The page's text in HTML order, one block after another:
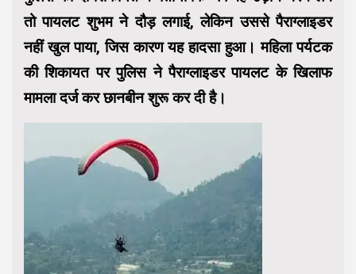
तो पायलट शुभम ने दौड़ लगाई, लेकिन उससे पैराग्लाइडर
नहीं खुल पाया, जिस कारण यह हादसा हुआ। महिला पर्यटक
की शिकायत पर पुलिस ने पैराग्लाइडर पायलट के खिलाफ
मामला दर्ज कर छानबीन शुरू कर दी है।